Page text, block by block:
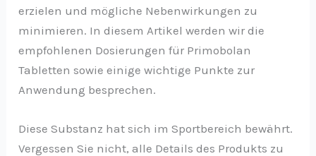
erzielen und mögliche Nebenwirkungen zu
minimieren. In diesem Artikel werden wir die
empfohlenen Dosierungen für Primobolan
Tabletten sowie einige wichtige Punkte zur
Anwendung besprechen.
Diese Substanz hat sich im Sportbereich bewährt.
Vergessen Sie nicht, alle Details des Produkts zu